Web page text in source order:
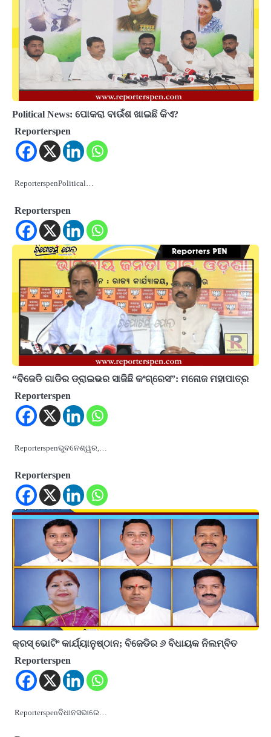
Political News: ପୋକରା ବାଉଁଶ ଖାଇଛି କିଏ?
Reporterspen
ReporterspenPolitical…
Reporterspen
“ବିଜେଡି ଗାଡିର ଡ୍ରାଇଭର ସାଜିଛି କଂଗ୍ରେସ”: ମନୋଜ ମହାପାତ୍ର
Reporterspen
Reporterspenଭୁବନେଶ୍ୱର,…
Reporterspen
କ୍ରସ୍‌ ଭୋଟିଂ କାର୍ଯ୍ୟାନୁଷ୍ଠାନ; ବିଜେଡିର ୬ ବିଧାୟକ ନିଲମ୍ବିତ
Reporterspen
Reporterspenବିଧାନସଭାରେ…